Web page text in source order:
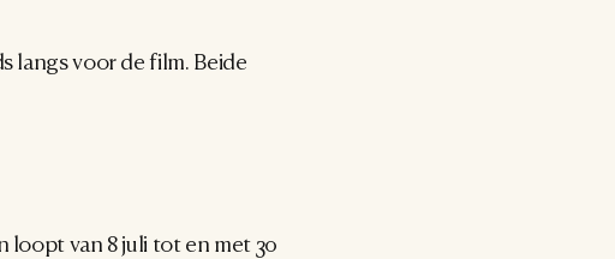
langs voor de film. Beide
loopt van 8 juli tot en met 30